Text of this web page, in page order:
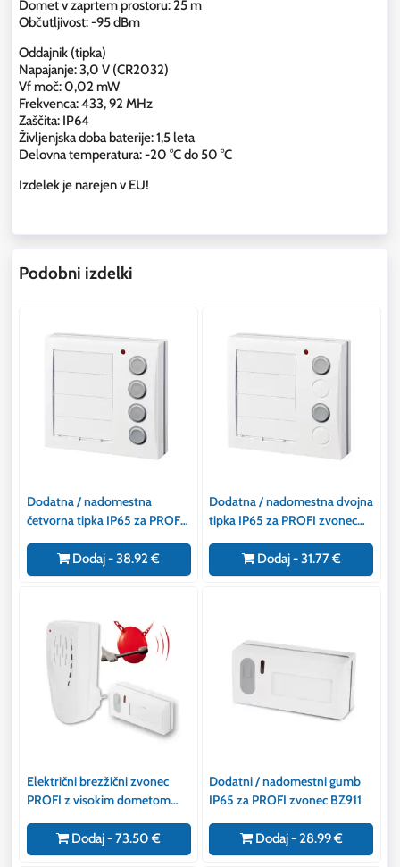
Domet v zaprtem prostoru: 25 m
Občutljivost: -95 dBm
Oddajnik (tipka)
Napajanje: 3,0 V (CR2032)
Vf moč: 0,02 mW
Frekvenca: 433, 92 MHz
Zaščita: IP64
Življenjska doba baterije: 1,5 leta
Delovna temperatura: -20 °C do 50 °C
Izdelek je narejen v EU!
Podobni izdelki
Dodatna / nadomestna
četvorna tipka IP65 za PROFI
Dodaj - 38.92 €
Dodatna / nadomestna dvojna
tipka IP65 za PROFI zvonec
Dodaj - 31.77 €
Električni brezžični zvonec
PROFI z visokim dometom
dvosmerna komunikacija
Dodaj - 73.50 €
Dodatni / nadomestni gumb
IP65 za PROFI zvonec BZ911
Dodaj - 28.99 €